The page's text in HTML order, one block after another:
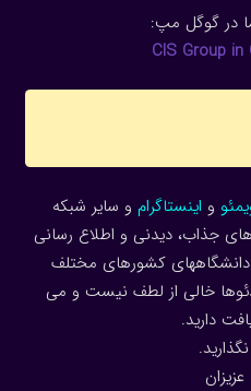
در گوگل مپ:
CIS Group
و اینستاگرام و سایر شبکه
جذاب، دیدنی و اطلاع رسانی
دانشگاههای کشورهای مختلف
خالی از لطف نیست و می
دارید.